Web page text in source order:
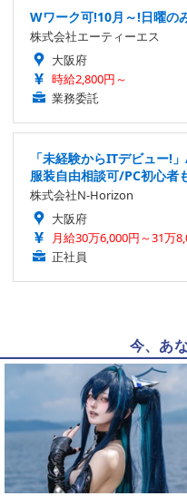
Wワーク可!10月～!日曜の
株式会社エーティーエス
大阪府
時給2,800円～
業務委託
「未経験からITデビュー!
服装自由相談可/PC初心者
株式会社N-Horizon
大阪府
月給30万6,000円～31万
正社員
今、あ